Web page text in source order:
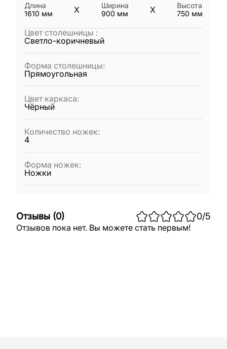
Длина
1610 мм X
Ширина
900 мм X
Высота
750 мм
Цвет столешницы :
Светло-коричневый
Форма столешницы:
Прямоугольная
Цвет каркаса:
Чёрный
Количество ножек:
4
Форма ножек:
Ножки
Отзывы (0) 0/5
Отзывов пока нет. Вы можете стать первым!